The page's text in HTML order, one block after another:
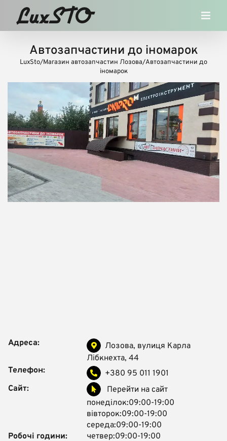
content
Автозапчастини до іномарок
LuxSto/Магазин автозапчастин Лозова/Автозапчастини до
іномарок
Адреса:
Лозова, вулиця Карла
Лібкнехта, 44
Телефон:
+380 95 011 1901
Сайт:
Перейти на сайт
Робочі години:
понеділок:09:00-19:00
вівторок:09:00-19:00
середа:09:00-19:00
четвер:09:00-19:00